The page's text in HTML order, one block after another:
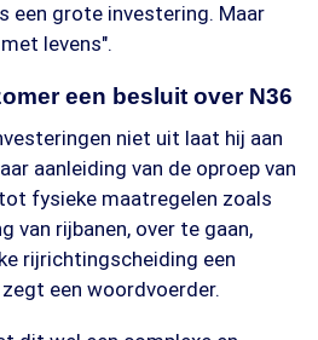
een grote investering. Maar
levens".
een besluit over N36
niet uit laat hij aan
aanleiding van de oproep van
fysieke maatregelen zoals
van rijbanen, over te gaan,
rijrichtingscheiding een
een woordvoerder.